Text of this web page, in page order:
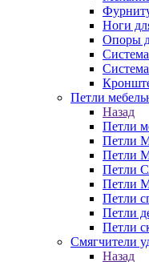
Ноги
Опоры
Петли
Назад
Петли
Петли
Петли
Петли
Петли
Петли
Петли
Петли
Смягчители
Назад